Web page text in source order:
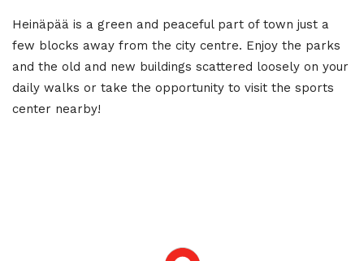
Heinäpää is a green and peaceful part of town just a
few blocks away from the city centre. Enjoy the parks
and the old and new buildings scattered loosely on your
daily walks or take the opportunity to visit the sports
center nearby!